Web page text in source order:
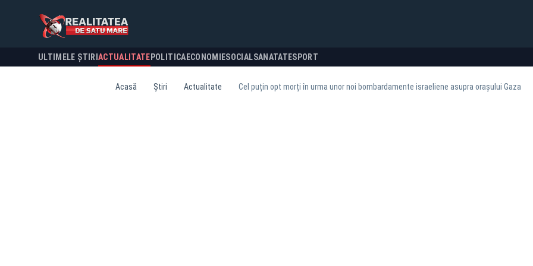
ULTIMELE ȘTIRI ACTUALITATE POLITICA ECONOMIESOCIALSANATATESPORT
Acasă Știri Actualitate Cel puțin opt morți în urma unor noi bombardamente israeliene asupra orașului Gaza